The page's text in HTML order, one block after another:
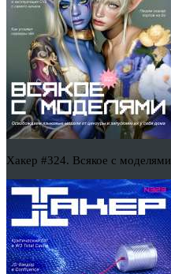
Хакер #324. Всякое с моделями